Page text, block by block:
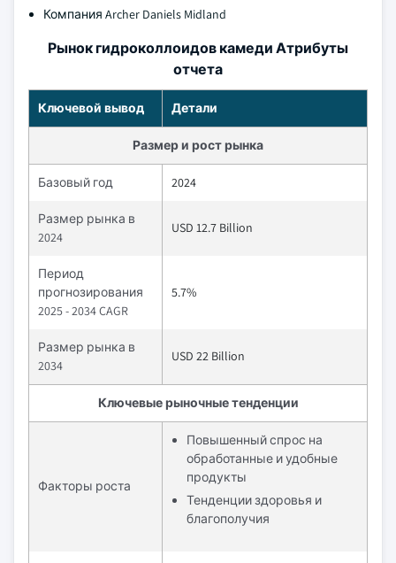
Компания Archer Daniels Midland
Рынок гидроколлоидов камеди Атрибуты
отчета
Ключевой вывод Детали
Размер и рост рынка
Базовый год 2024
Размер рынка в
2024
USD 12.7 Billion
Период
прогнозирования
2025 - 2034 CAGR
5.7%
Размер рынка в
2034
USD 22 Billion
Ключевые рыночные тенденции
Факторы роста
Повышенный спрос на
обработанные и удобные
продукты
Тенденции здоровья и
благополучия